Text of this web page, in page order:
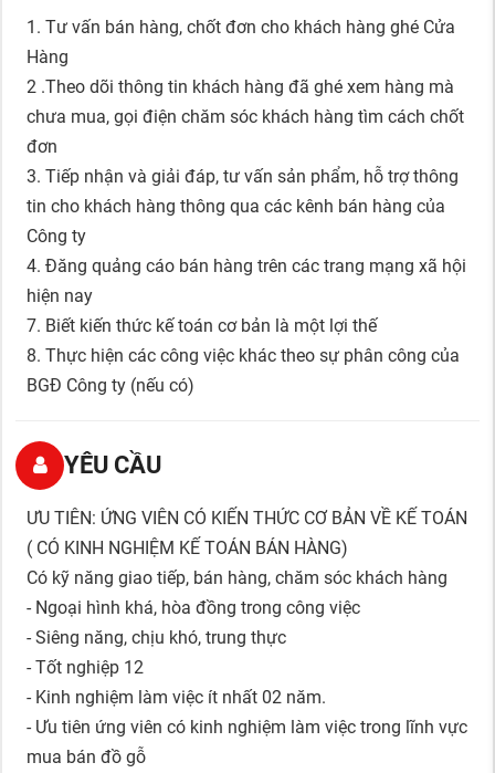
1. Tư vấn bán hàng, chốt đơn cho khách hàng ghé Cửa
Hàng
2 .Theo dõi thông tin khách hàng đã ghé xem hàng mà
chưa mua, gọi điện chăm sóc khách hàng tìm cách chốt
đơn
3. Tiếp nhận và giải đáp, tư vấn sản phẩm, hỗ trợ thông
tin cho khách hàng thông qua các kênh bán hàng của
Công ty
4. Đăng quảng cáo bán hàng trên các trang mạng xã hội
hiện nay
7. Biết kiến thức kế toán cơ bản là một lợi thế
8. Thực hiện các công việc khác theo sự phân công của
BGĐ Công ty (nếu có)
YÊU CẦU
ƯU TIÊN: ỨNG VIÊN CÓ KIẾN THỨC CƠ BẢN VỀ KẾ TOÁN
( CÓ KINH NGHIỆM KẾ TOÁN BÁN HÀNG)
Có kỹ năng giao tiếp, bán hàng, chăm sóc khách hàng
- Ngoại hình khá, hòa đồng trong công việc
- Siêng năng, chịu khó, trung thực
- Tốt nghiệp 12
- Kinh nghiệm làm việc ít nhất 02 năm.
- Ưu tiên ứng viên có kinh nghiệm làm việc trong lĩnh vực
mua bán đồ gỗ